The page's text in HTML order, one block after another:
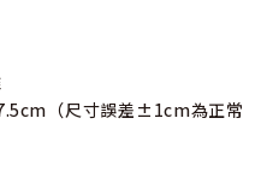
（尺寸誤差±1cm為正常